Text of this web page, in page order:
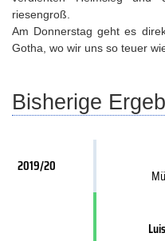
riesengroß.
Am Donnerstag geht es
Gotha, wo wir uns so teuer
Bisherige
2019/20